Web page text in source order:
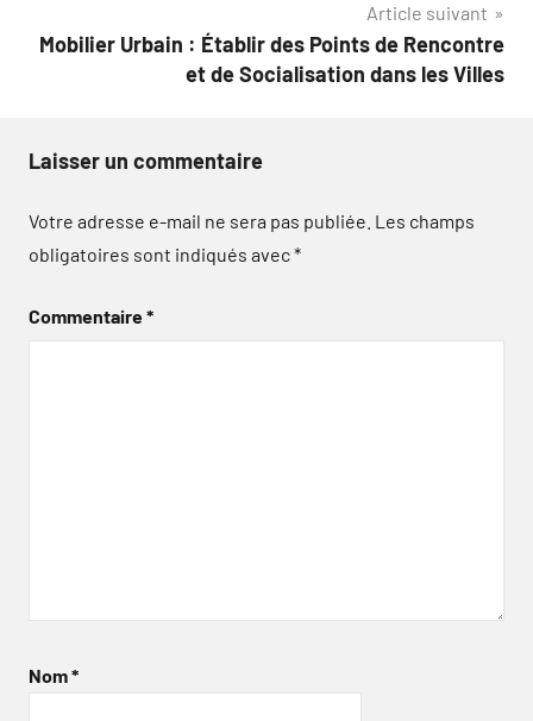
Article suivant
Mobilier Urbain : Établir des Points de Rencontre
et de Socialisation dans les Villes
Laisser un commentaire
Votre adresse e-mail ne sera pas publiée. Les champs
obligatoires sont indiqués avec*
Commentaire*
Nom*